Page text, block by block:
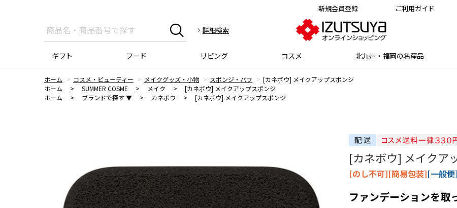
新規会員登録 ご利用ガイド
詳細検索
ギフト フード リビング コスメ 北九州・福岡の名産品
ホーム コスメ・ビューティー メイクグッズ・小物 スポンジ・パフ
[カネボウ] メイクアップスポンジ
ホーム
> SUMMER COSME > メイク >
[カネボウ] メイクアップスポンジ
ホーム
> ブランドで探す ▼ > カネボウ > [カネボウ] メイクアップスポンジ
[カネボウ] メイクア
[のし不可][簡易包装][一般便]
ファンデーションを取